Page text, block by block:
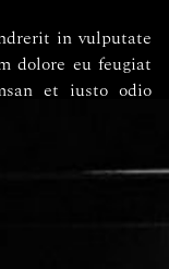
in vulputate
dolore eu feugiat
et iusto odio
zzril delenit
Lorem ipsum